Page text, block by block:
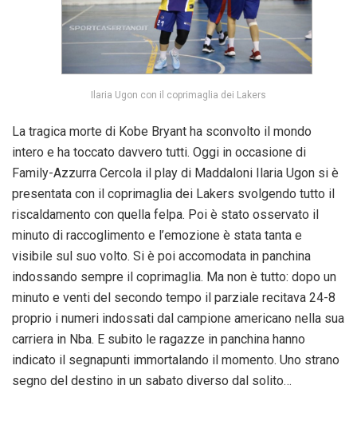
Ilaria Ugon con il coprimaglia dei Lakers
La tragica morte di Kobe Bryant ha sconvolto il mondo
intero e ha toccato davvero tutti. Oggi in occasione di
Family-Azzurra Cercola il play di Maddaloni Ilaria Ugon si è
presentata con il coprimaglia dei Lakers svolgendo tutto il
riscaldamento con quella felpa. Poi è stato osservato il
minuto di raccoglimento e l’emozione è stata tanta e
visibile sul suo volto. Si è poi accomodata in panchina
indossando sempre il coprimaglia. Ma non è tutto: dopo un
minuto e venti del secondo tempo il parziale recitava 24-8
proprio i numeri indossati dal campione americano nella sua
carriera in Nba. E subito le ragazze in panchina hanno
indicato il segnapunti immortalando il momento. Uno strano
segno del destino in un sabato diverso dal solito…